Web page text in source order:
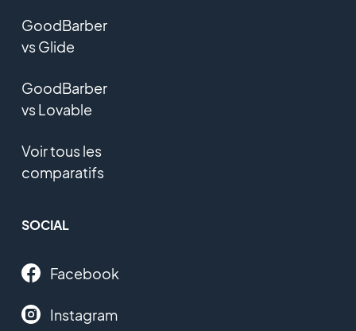
GoodBarber
vs Glide
GoodBarber
vs Lovable
Voir tous les
comparatifs
SOCIAL
Facebook
Instagram